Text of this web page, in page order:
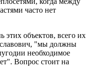
часто нет
этих объектов, всего их
"мы должны
необходимое
Вопрос стоит на